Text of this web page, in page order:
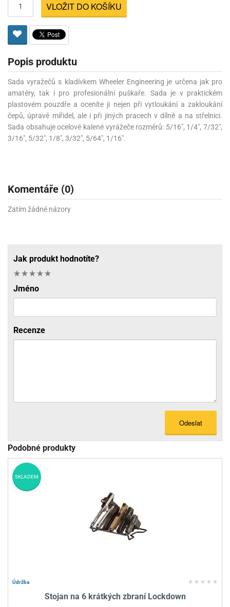
VLOŽIT DO KOŠÍKU
Popis produktu
Sada vyražečů s kladívkem Wheeler Engineering je určena jak pro
amatéry, tak i pro profesionální puškaře. Sada je v praktickém
plastovém pouzdře a oceníte ji nejen při vytloukání a zakloukání
čepů, úpravě mířidel, ale i při jiných pracech v dílně a na střelnici.
Sada obsahuje ocelové kalené vyrážeče rozměrů: 5/16", 1/4", 7/32",
3/16", 5/32", 1/8", 3/32", 5/64", 1/16".
Komentáře (0)
Zatím žádné názory
Jak produkt hodnotíte?
Jméno
Recenze
Odeslat
Podobné produkty
Údržba
Stojan na 6 krátkých zbraní Lockdown
SKLADEM